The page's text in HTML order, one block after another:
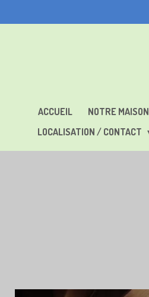
au
ACCUEIL NOTRE MAISON
LOCALISATION / CONTACT